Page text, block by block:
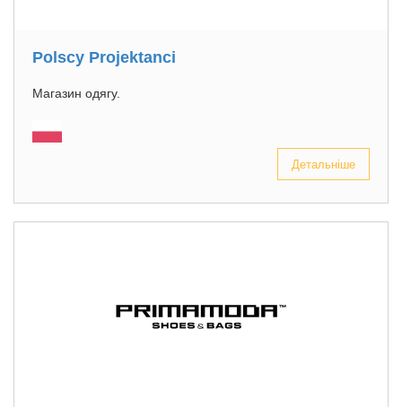
Polscy Projektanci
Магазин одягу.
Детальніше